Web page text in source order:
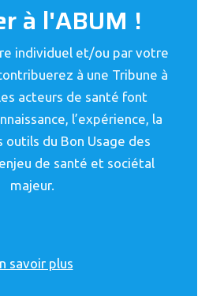
à l'ABUM !
individuel et/ou par votre
à une Tribune à
acteurs de santé font
l’expérience, la
du Bon Usage des
de santé et sociétal
majeur.
savoir plus